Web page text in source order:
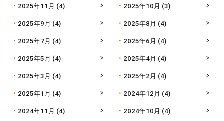
2025年11月 (4) 2025年10月 (3)
2025年9月 (4) 2025年8月 (4)
2025年7月 (4) 2025年6月 (4)
2025年5月 (4) 2025年4月 (4)
2025年3月 (4) 2025年2月 (4)
2025年1月 (4) 2024年12月 (4)
2024年11月 (4) 2024年10月 (4)